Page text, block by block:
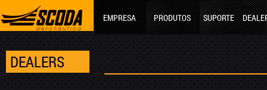
EMPRESA PRODUTOS SUPORTE
DEALERS